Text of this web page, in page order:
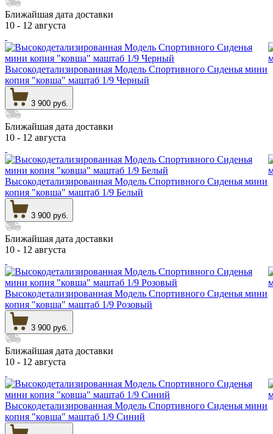
Ближайшая дата доставки
10 - 12 августа
Высокодетализированная Модель Спортивного Сиденья мини
копия "ковша" маштаб 1/9 Черный
3 900 руб.
Ближайшая дата доставки
10 - 12 августа
Высокодетализированная Модель Спортивного Сиденья мини
копия "ковша" маштаб 1/9 Белый
3 900 руб.
Ближайшая дата доставки
10 - 12 августа
Высокодетализированная Модель Спортивного Сиденья мини
копия "ковша" маштаб 1/9 Розовый
3 900 руб.
Ближайшая дата доставки
10 - 12 августа
Высокодетализированная Модель Спортивного Сиденья мини
копия "ковша" маштаб 1/9 Синий